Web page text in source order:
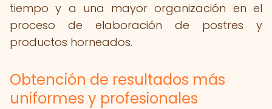
tiempo y a una mayor organización en el
proceso de elaboración de postres y
productos horneados.
Obtención de resultados más
uniformes y profesionales